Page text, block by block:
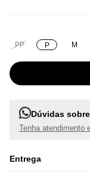
PP P M
Dúvidas
Tenha atendimento
Entrega